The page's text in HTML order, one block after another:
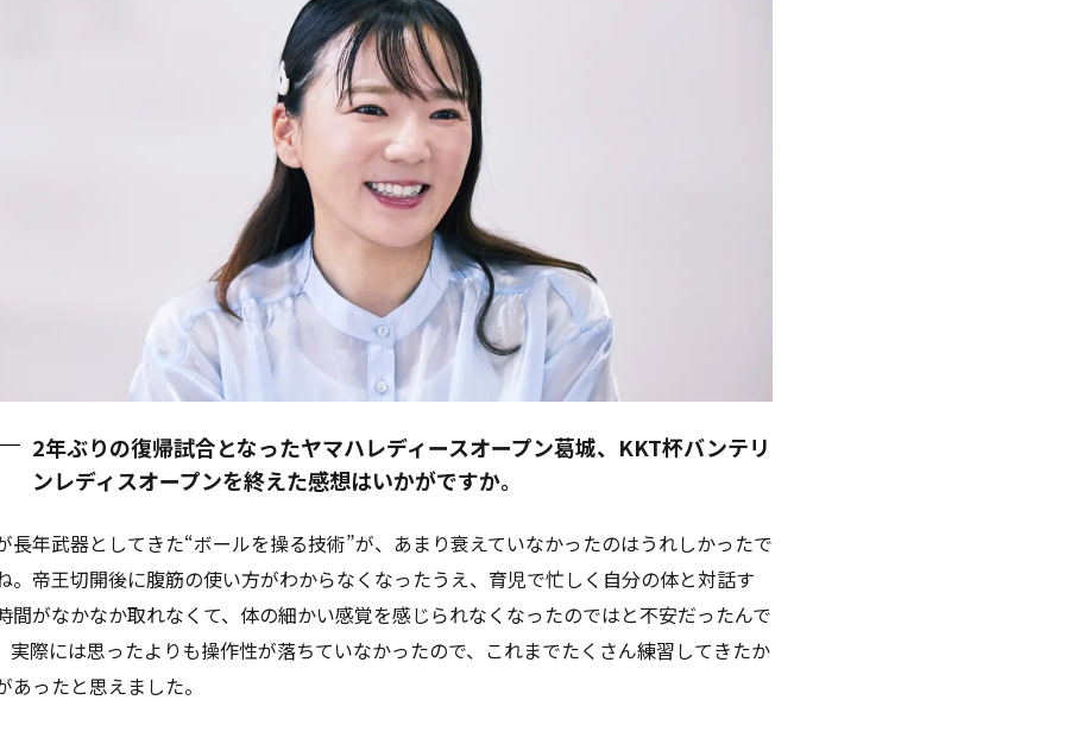
2年ぶりの復帰試合となったヤマハレディースオープン葛城、KKT杯バンテリ
ンレディスオープンを終えた感想はいかがですか。
長年武器としてきた“ボールを操る技術”が、あまり衰えていなかったのはうれしかったで
。帝王切開後に腹筋の使い方がわからなくなったうえ、育児で忙しく自分の体と対話す
間がなかなか取れなくて、体の細かい感覚を感じられなくなったのではと不安だったんで
実際には思ったよりも操作性が落ちていなかったので、これまでたくさん練習してきたか
あったと思えました。